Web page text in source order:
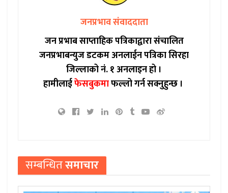
जनप्रभाव संवाददाता
जन प्रभाब साप्ताहिक पत्रिकाद्वारा संचालित
जनप्रभाबन्युज डटकम अनलाईन पत्रिका सिरहा
जिल्लाको नं. १ अनलाइन हो ।
हामीलाईफेसबुकमाफल्लो गर्न सक्नुहुन्छ ।
सम्बन्धितसमाचार